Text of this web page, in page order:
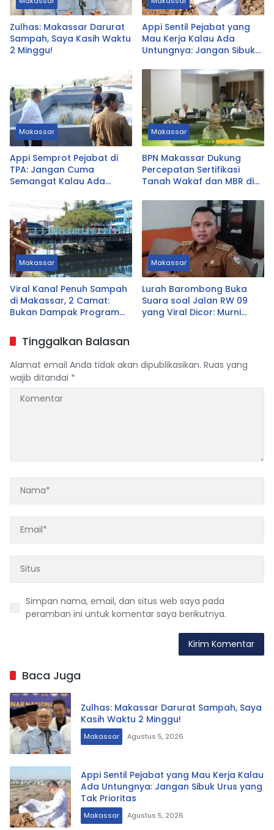
Zulhas: Makassar Darurat
Sampah, Saya Kasih Waktu
2 Minggu!
Appi Sentil Pejabat yang
Mau Kerja Kalau Ada
Untungnya: Jangan Sibuk
Makassar
Appi Semprot Pejabat di
TPA: Jangan Cuma
Semangat Kalau Ada
Makassar
BPN Makassar Dukung
Percepatan Sertifikasi
Tanah Wakaf dan MBR di
Makassar
Viral Kanal Penuh Sampah
di Makassar, 2 Camat:
Bukan Dampak Program
Makassar
Lurah Barombong Buka
Suara soal Jalan RW 09
yang Viral Dicor: Murni
Tinggalkan Balasan
Alamat email Anda tidak akan dipublikasikan. Ruas yang
wajib ditandai *
Simpan nama, email, dan situs web saya pada
peramban ini untuk komentar saya berikutnya.
Baca Juga
Zulhas: Makassar Darurat Sampah, Saya
Kasih Waktu 2 Minggu!
Makassar Agustus 5, 2026
Appi Sentil Pejabat yang Mau Kerja Kalau
Ada Untungnya: Jangan Sibuk Urus yang
Tak Prioritas
Makassar Agustus 5, 2026